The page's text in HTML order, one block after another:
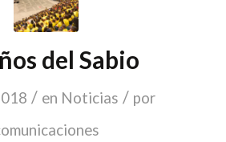
del Sabio
/ en Noticias / por